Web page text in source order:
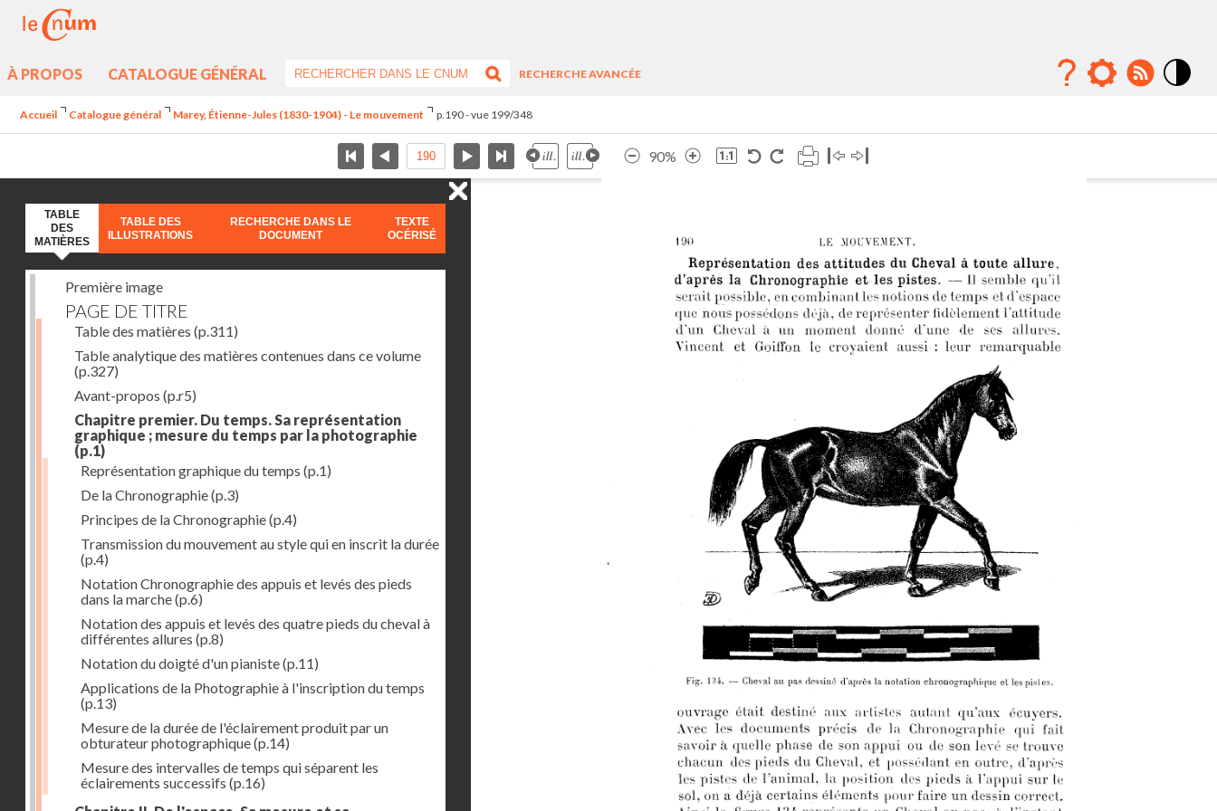
À PROPOS CATALOGUE GÉNÉRAL
RECHERCHE AVANCÉE
Accueil Catalogue général Marey, Étienne-Jules (1830-1904) - Le mouvement p.190 - vue 199/348
90%
TABLE
DES
MATIÈRES
TABLE DES
ILLUSTRATIONS
RECHERCHE DANS LE
DOCUMENT
TEXTE
OCÉRISÉ
Première image
PAGE DE TITRE
Table des matières (p.311)
Table analytique des matières contenues dans ce volume
(p.327)
Avant-propos (p.r5)
Chapitre premier. Du temps. Sa représentation
graphique ; mesure du temps par la photographie
(p.1)
Représentation graphique du temps (p.1)
De la Chronographie(p.3)
Principes de la Chronographie(p.4)
Transmission du mouvement au style qui en inscrit la durée
(p.4)
Notation Chronographie des appuis et levés des pieds
dans la marche(p.6)
Notation des appuis et levés des quatre pieds du cheval à
différentes allures (p.8)
Notation du doigté d'un pianiste(p.11)
Applications de la Photographie à l'inscription du temps
(p.13)
Mesure de la durée de l'éclairement produit par un
obturateur photographique(p.14)
Mesure des intervalles de temps qui séparent les
éclairements successifs (p.16)